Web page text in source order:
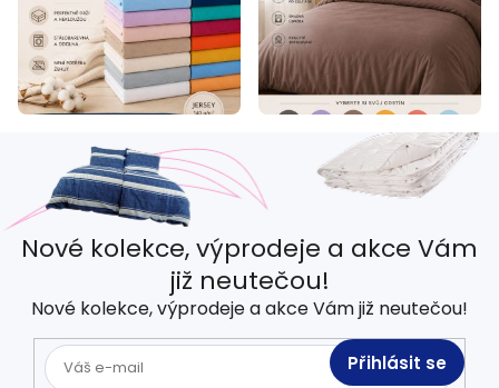
Nové kolekce, výprodeje a akce Vám
již neutečou!
Nové kolekce, výprodeje a akce Vám již neutečou!
Přihlásit se